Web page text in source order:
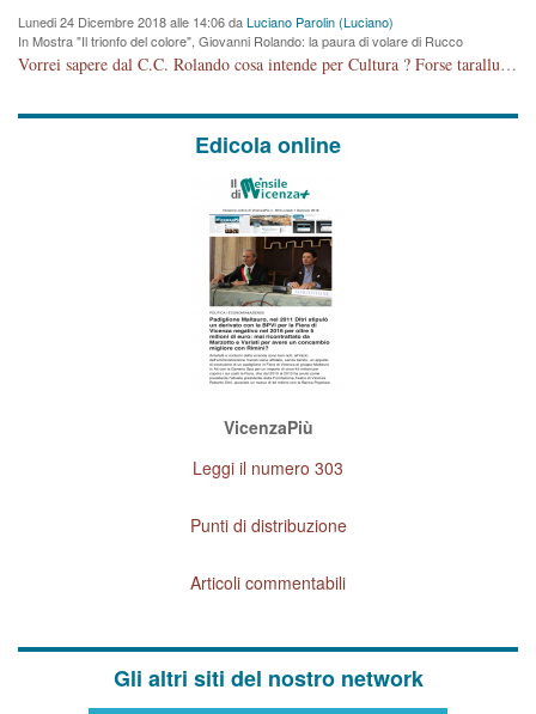
Lunedi 24 Dicembre 2018 alle 14:06 daLuciano Parolin (Luciano)
In Mostra "Il trionfo del colore", Giovanni Rolando: la paura di volare di Rucco
Vorrei sapere dal C.C. Rolando cosa intende per Cultura ? Forse tarallucci, vino e sagre, o spaghetti tricolori del PD ? Il continuo (s)parlare della mostra a Palazzo Chiericati caro consigliere DANNEGGIA FORTEMENTE l'immagine della città TUTTA e fa deviare i consensi che in RUSSIA (badi bene ex U.R.S.S.) sono ECCELLENTI. A livello artistico l'evento è di alta Valenza culturale, COMPITO di Tutta la Cittadinanza fare il possibile per propagandare l'iniziativa senza farne UN CASO PARTITICO come fa Lei da sempre. Meno Gazebo + Partecipazione! E così sia. Amen.
Edicola online
VicenzaPiù
Leggi il numero 303
Punti di distribuzione
Articoli commentabili
Gli altri siti del nostro network